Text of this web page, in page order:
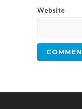
Website